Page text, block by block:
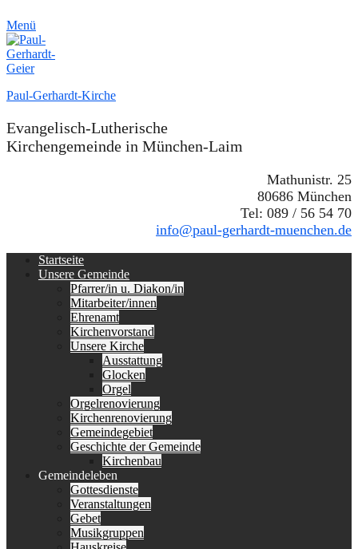
Menü
Paul-Gerhardt-Kirche
Evangelisch-Lutherische
Kirchengemeinde in München-Laim
Mathunistr. 25
80686 München
Tel: 089 / 56 54 70
info@paul-gerhardt-muenchen.de
Erstes
Menü
Startseite
Unsere Gemeinde
Pfarrer/in u. Diakon/in
Mitarbeiter/innen
Ehrenamt
Kirchenvorstand
Unsere Kirche
Ausstattung
Glocken
Orgel
Orgelrenovierung
Kirchenrenovierung
Gemeindegebiet
Geschichte der Gemeinde
Kirchenbau
Gemeindeleben
Gottesdienste
Veranstaltungen
Gebet
Musikgruppen